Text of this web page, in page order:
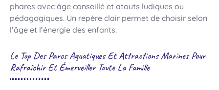
phares avec âge conseillé et atouts ludiques ou
pédagogiques. Un repère clair permet de choisir selon
l’âge et l’énergie des enfants.
Le Top Des Parcs Aquatiques Et Attractions Marines Pour
Rafraîchir Et Émerveiller Toute La Famille